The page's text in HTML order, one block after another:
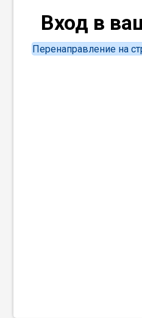
Вход в
Перенаправление на